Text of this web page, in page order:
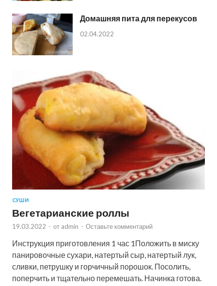
Домашняя пита для перекусов
02.04.2022
СУШИ
Вегетарианские роллы
19.03.2022 - от admin - Оставьте комментарий
Инструкция приготовления 1 час 1Положить в миску
панировочные сухари, натертый сыр, натертый лук,
сливки, петрушку и горчичный порошок. Посолить,
поперчить и тщательно перемешать. Начинка готова.